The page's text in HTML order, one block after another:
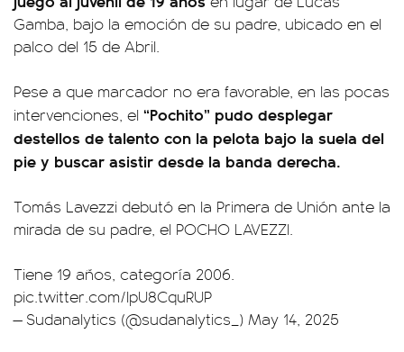
Gamba, bajo la emoción de su padre, ubicado en el
palco del 15 de Abril.
Pese a que marcador no era favorable, en las pocas
intervenciones, el “Pochito” pudo desplegar
destellos de talento con la pelota bajo la suela del
pie y buscar asistir desde la banda derecha.
Tomás Lavezzi debutó en la Primera de Unión ante la
mirada de su padre, el POCHO LAVEZZI.
Tiene 19 años, categoría 2006.
pic.twitter.com/IpU8CquRUP
— Sudanalytics (@sudanalytics_) May 14, 2025